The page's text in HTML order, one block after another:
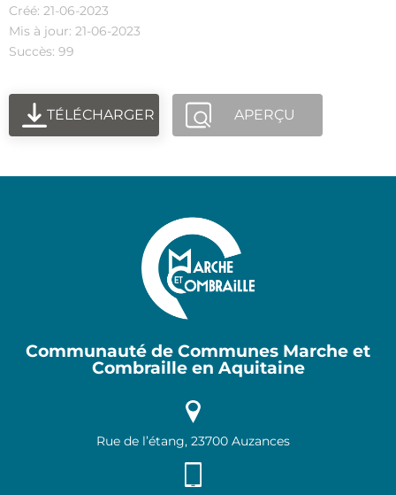
Créé: 21-06-2023
Mis à jour: 21-06-2023
Succès: 99
TÉLÉCHARGER APERÇU
Communauté de Communes Marche et
Combraille en Aquitaine
Rue de l’étang, 23700 Auzances